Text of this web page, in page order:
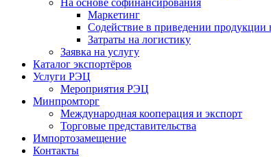
На основе софинансирования
Маркетинг
Содействие в приведении продукции
Затраты на логистику
Заявка на услугу
Каталог экспортёров
Услуги РЭЦ
Мероприятия РЭЦ
Минпромторг
Международная кооперация и экспорт
Торговые представительства
Импортозамещение
Контакты